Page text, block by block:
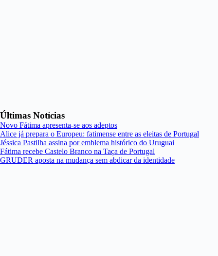
Últimas Notícias
Novo Fátima apresenta-se aos adeptos
Alice já prepara o Europeu: fatimense entre as eleitas de Portugal
Jéssica Pastilha assina por emblema histórico do Uruguai
Fátima recebe Castelo Branco na Taça de Portugal
GRUDER aposta na mudança sem abdicar da identidade